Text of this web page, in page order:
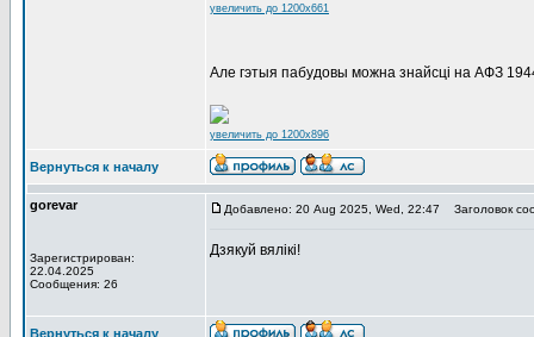
увеличить до 1200x661
Але гэтыя пабудовы можна знайсцi на АФЗ
увеличить до 1200x896
Вернуться к началу
gorevar
Зарегистрирован:
22.04.2025
Сообщения: 26
Добавлено: 20 Aug 2025, Wed, 22:47 Заголовок
Дзякуй вялікі!
Вернуться к началу